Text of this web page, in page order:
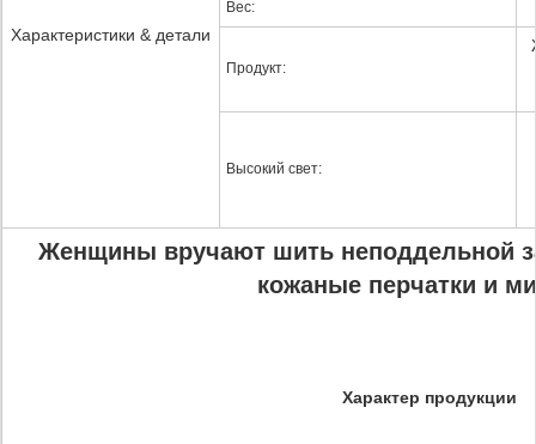
Характеристики & детали
Вес:
Продукт:
Высокий свет:
Женщины вручают шить неподдельной
кожаные перчатки и
Характер продукции